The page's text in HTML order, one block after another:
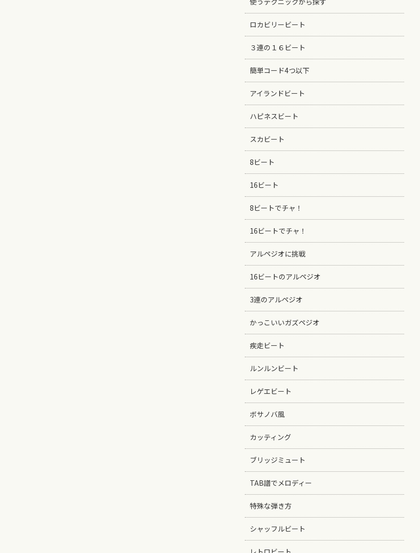
ロカビリービート
３連の１６ビート
簡単コード4つ以下
アイランドビート
ハピネスビート
スカビート
8ビート
16ビート
8ビートでチャ！
16ビートでチャ！
アルペジオに挑戦
16ビートのアルペジオ
3連のアルペジオ
かっこいいガズペジオ
疾走ビート
ルンルンビート
レゲエビート
ボサノバ風
カッティング
ブリッジミュート
TAB譜でメロディー
特殊な弾き方
シャッフルビート